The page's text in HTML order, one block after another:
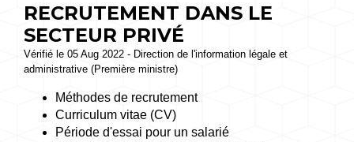
RECRUTEMENT DANS LE
SECTEUR PRIVÉ
Vérifié le 05 Aug 2022 - Direction de l'information légale et
administrative (Première ministre)
Méthodes de recrutement
Curriculum vitae (CV)
Période d'essai pour un salarié